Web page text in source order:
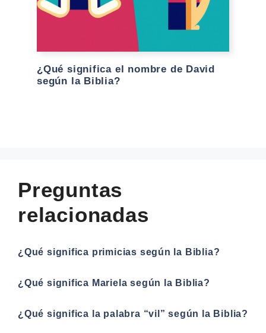
¿Qué significa el nombre de David
según la Biblia?
Preguntas
relacionadas
¿Qué significa primicias según la Biblia?
¿Qué significa Mariela según la Biblia?
¿Qué significa la palabra “vil” según la Biblia?